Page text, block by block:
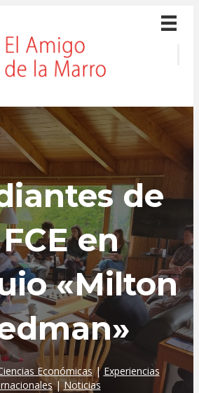
de
en
«Milton
Económicas|Experiencias
|Noticias